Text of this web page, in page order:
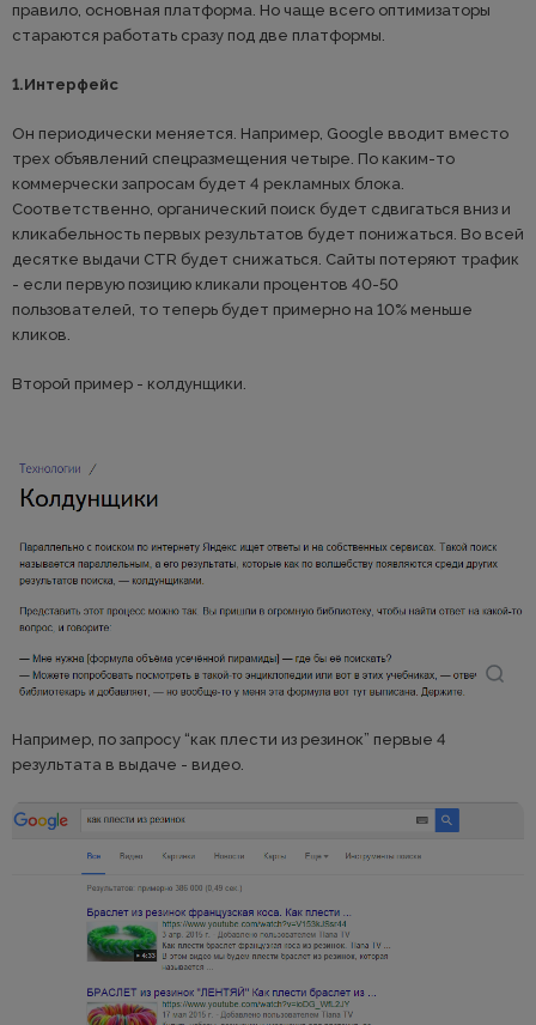
правило, основная платформа. Но чаще всего оптимизаторы
стараются работать сразу под две платформы.
1.Интерфейс
Он периодически меняется. Например, Google вводит вместо
трех объявлений спецразмещения четыре. По каким-то
коммерчески запросам будет 4 рекламных блока.
Соответственно, органический поиск будет сдвигаться вниз и
кликабельность первых результатов будет понижаться. Во всей
десятке выдачи CTR будет снижаться. Сайты потеряют трафик
- если первую позицию кликали процентов 40-50
пользователей, то теперь будет примерно на 10% меньше
кликов.
Второй пример - колдунщики.
Например, по запросу “как плести из резинок” первые 4
результата в выдаче - видео.